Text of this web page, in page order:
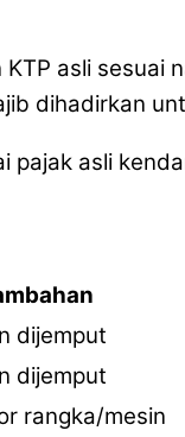
asli sesuai
dihadirkan
pajak asli
dijemput
dijemput
rangka/mesin